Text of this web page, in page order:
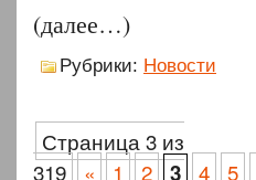
(далее…)
Рубрики: Новости
Страница 3 из
319
« 1 2 3 4 5